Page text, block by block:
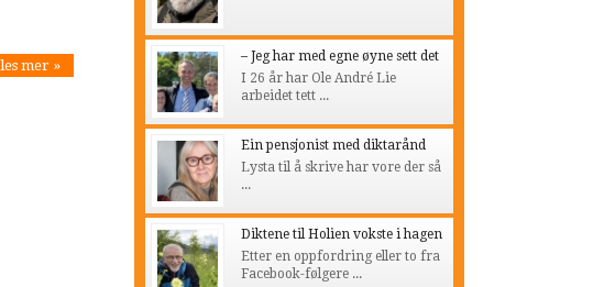
les mer »
– Jeg har med egne øyne sett det
I 26 år har Ole André Lie
arbeidet tett ...
Ein pensjonist med diktarånd
Lysta til å skrive har vore der så
...
Diktene til Holien vokste i hagen
Etter en oppfordring eller to fra
Facebook-følgere ...